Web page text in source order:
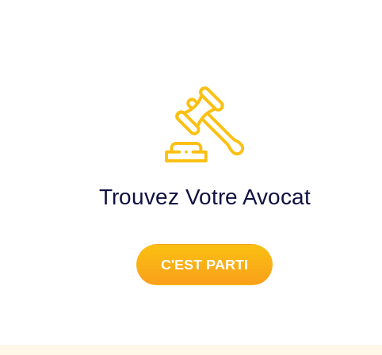
Trouvez Votre Avocat
C'EST PARTI